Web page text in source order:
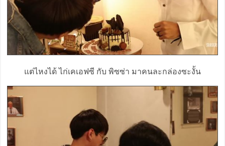
แต่ไหงได้ ไก่เคเอฟซี กับ พิซซ่า มาคนละกล่องซะงั้น